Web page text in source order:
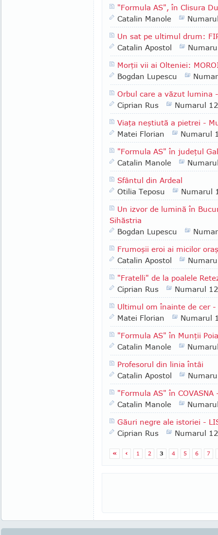
"Formula AS", în Clisura
Catalin Manole
Un sat pe ultimul drum:
Catalin Apostol
Morţii vii ai Olteniei:
Bogdan Lupescu
Orbul care a văzut lumina
Ciprian Rus
Numarul
Viaţa neştiută a pietrei -
Matei Florian
Numarul
"Formula AS" în judeţul
Catalin Manole
Sfântul din Ardeal
Otilia Teposu
Numarul
Un izvor de lumină în
Sihăstria
Bogdan Lupescu
Frumoşii eroi ai micilor
Catalin Apostol
"Fratelli" de la poalele
Ciprian Rus
Numarul
Ultimul om înainte de cer -
Matei Florian
Numarul
"Formula AS" în Munţii
Catalin Manole
Profesorul din linia întâi
Catalin Apostol
"Formula AS" în
Catalin Manole
Găuri negre ale istoriei -
Ciprian Rus
Numarul
« ‹ 1 2 3 4 5 6 7